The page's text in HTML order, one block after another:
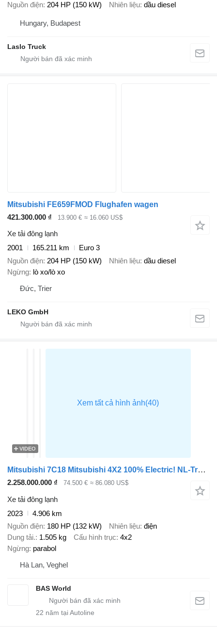
Nguồn điện 204 HP (150 kW) Nhiên liệu dầu diesel
Hungary, Budapest
Laslo Truck
Mitsubishi FE659FMOD Flughafen wagen
421.300.000 ₫
13.900 € ≈ 16.060 US$
Xe tải đông lạnh
2001
165.211 km
Euro 3
Nguồn điện 204 HP (150 kW) Nhiên liệu dầu diesel
Ngừng lò xo/lò xo
Đức, Trier
LEKO GmbH
VIDEO
Mitsubishi 7C18 Mitsubishi 4X2 100% Electric! NL-Truck Carrier Vatna 400 H
2.258.000.000 ₫ 74.500 € ≈ 86.080 US$
Xe tải đông lạnh
2023
4.906 km
Nguồn điện 180 HP (132 kW) Nhiên liệu điện
Dung tải. 1.505 kg Cấu hình trục 4x2
Ngừng parabol
Hà Lan, Veghel
BAS World
22 năm tại Autoline